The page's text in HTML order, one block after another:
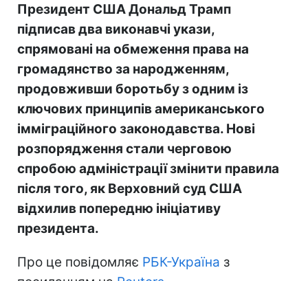
Президент США Дональд Трамп
підписав два виконавчі укази,
спрямовані на обмеження права на
громадянство за народженням,
продовживши боротьбу з одним із
ключових принципів американського
імміграційного законодавства. Нові
розпорядження стали черговою
спробою адміністрації змінити правила
після того, як Верховний суд США
відхилив попередню ініціативу
президента.
Про це повідомляє РБК-Україна з